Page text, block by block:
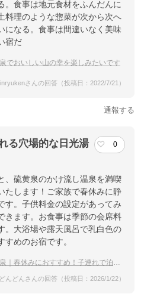
。食事は地元食材をふんだんに
料理のような惣菜が次から次へ
になる。食事は間違いなく美味
宿だ
でおいしい山の幸を楽しみたいです
さんの回答（投稿日：2022/7/21）
通報する
る穴場的な日光湯
0
、硫黄泉のかけ流し温泉を満喫
たします！ご家族で春休みに静
す。子供料金の設定があってみ
きます。お食事は季節の会席料
。大浴場や露天風呂で乳白色の
めのお宿です。
休みにおすすめ！子連れで泊まれる穴場な宿は？
どんどんさんの回答（投稿日：2026/1/22）